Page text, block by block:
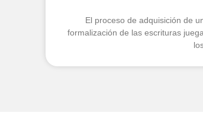
El proceso de adquisición de
formalización de las escrituras